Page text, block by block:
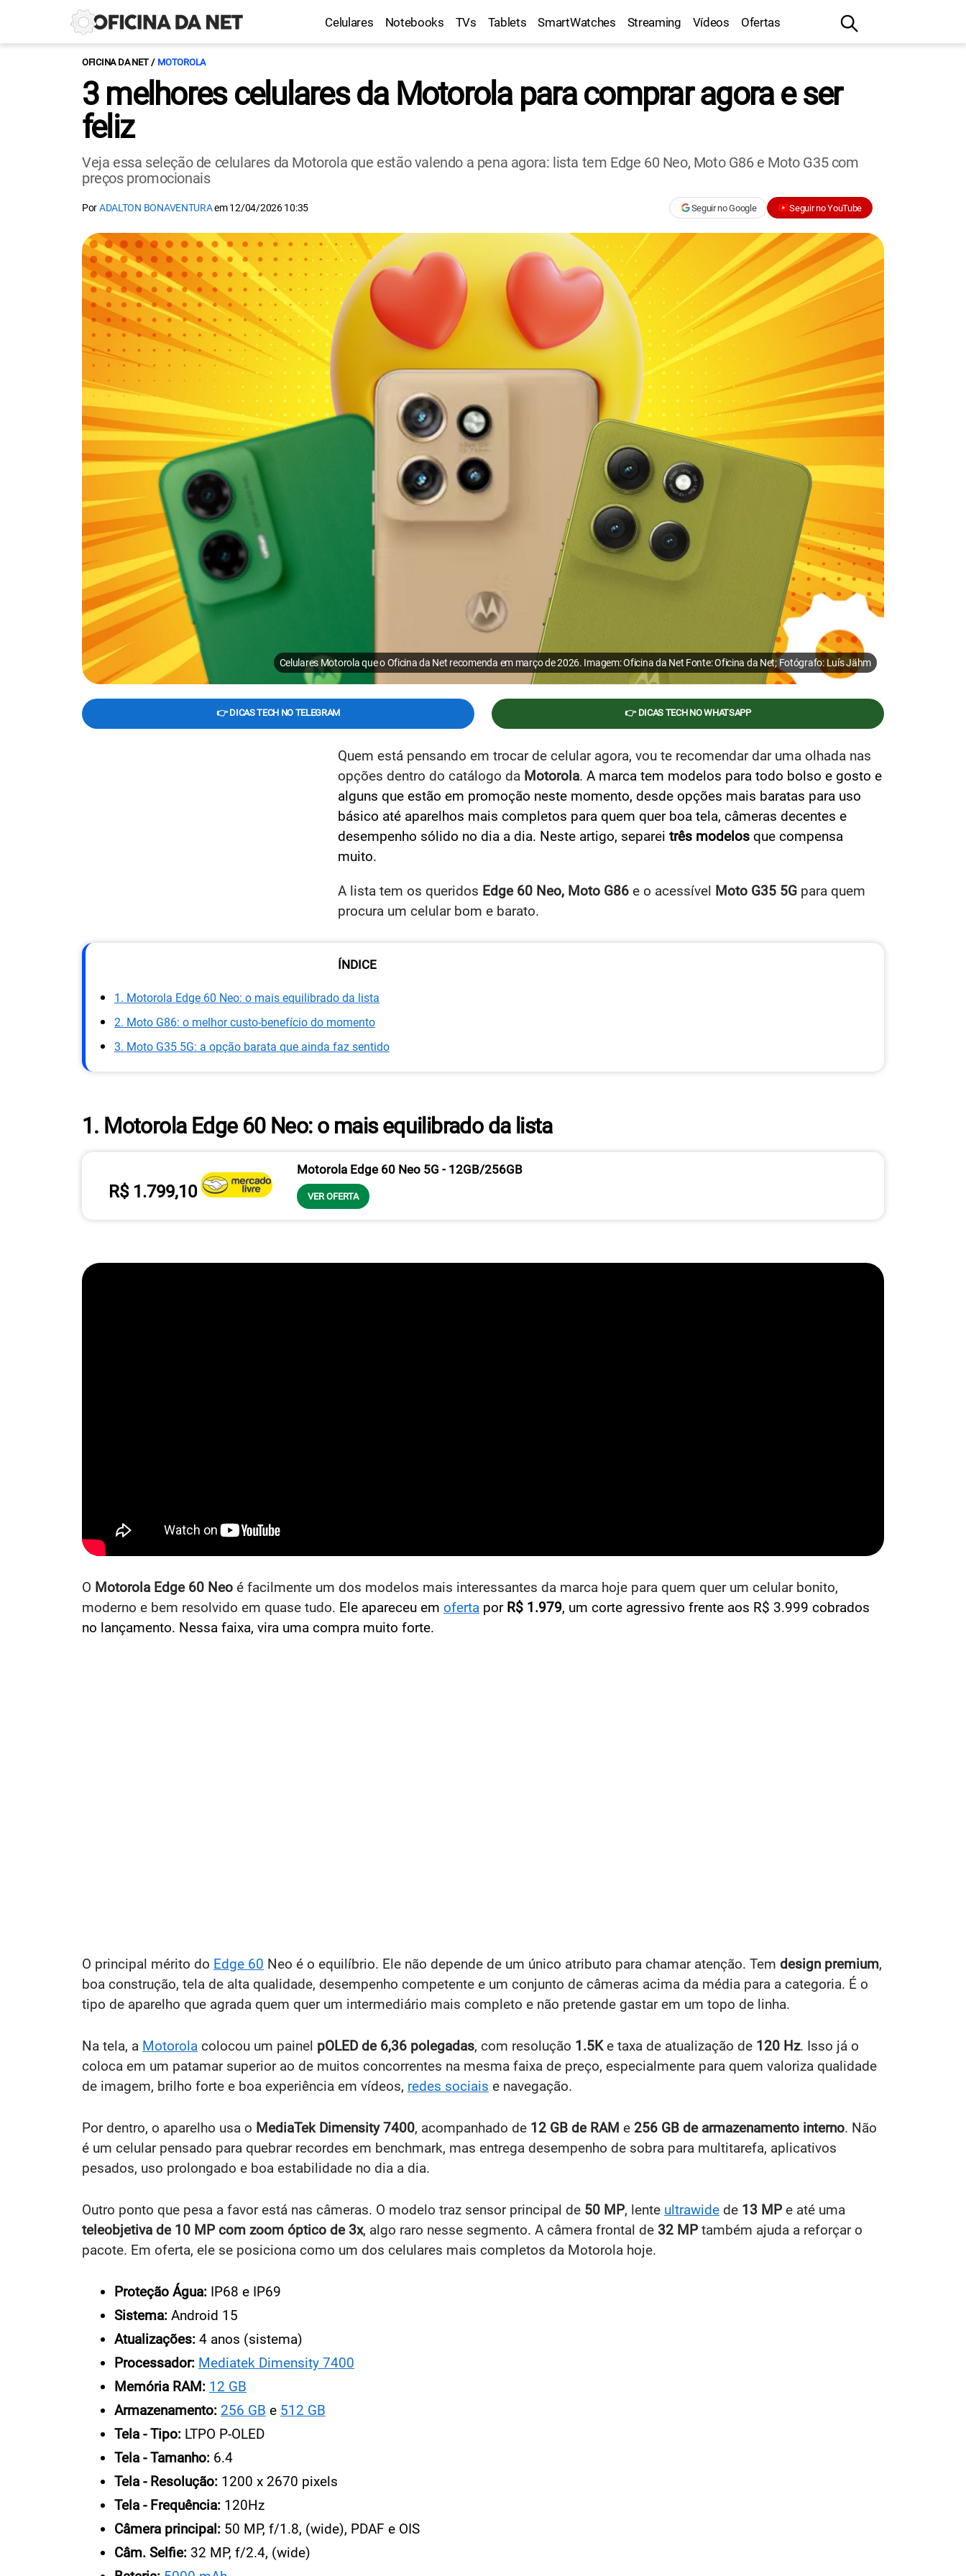
Celulares Notebooks TVs Tablets SmartWatches Streaming Vídeos Ofertas
OFICINA DA NET MOTOROLA
3 melhores celulares da Motorola para comprar agora e ser
feliz
Veja essa seleção de celulares da Motorola que estão valendo a pena agora: lista tem Edge 60 Neo, Moto G86 e Moto G35 com
preços promocionais
PorADALTON BONAVENTURAem12/04/2026 10:35 Seguir no Google Seguir no YouTube
Celulares Motorola que o Oficina da Net recomenda em março de 2026. Imagem: Oficina da Net Fonte: Oficina da Net; Fotógrafo: Luís Jähm
👉 DICAS TECH NO TELEGRAM 👉 DICAS TECH NO WHATSAPP
Quem está pensando em trocar de celular agora, vou te recomendar dar uma olhada nas
opções dentro do catálogo da Motorola. A marca tem modelos para todo bolso e gosto e
alguns que estão em promoção neste momento, desde opções mais baratas para uso
básico até aparelhos mais completos para quem quer boa tela, câmeras decentes e
desempenho sólido no dia a dia. Neste artigo, separei três modelos que compensa
muito.
A lista tem os queridos Edge 60 Neo, Moto G86 e o acessível Moto G35 5G para quem
procura um celular bom e barato.
ÍNDICE
1. Motorola Edge 60 Neo: o mais equilibrado da lista
2. Moto G86: o melhor custo-benefício do momento
3. Moto G35 5G: a opção barata que ainda faz sentido
1. Motorola Edge 60 Neo: o mais equilibrado da lista
R$ 1.799,10
Motorola Edge 60 Neo 5G - 12GB/256GB
VER OFERTA
O Motorola Edge 60 Neo é facilmente um dos modelos mais interessantes da marca hoje para quem quer um celular bonito,
moderno e bem resolvido em quase tudo. Ele apareceu em oferta por R$ 1.979, um corte agressivo frente aos R$ 3.999 cobrados
no lançamento. Nessa faixa, vira uma compra muito forte.
O principal mérito do Edge 60 Neo é o equilíbrio. Ele não depende de um único atributo para chamar atenção. Tem design premium,
boa construção, tela de alta qualidade, desempenho competente e um conjunto de câmeras acima da média para a categoria. É o
tipo de aparelho que agrada quem quer um intermediário mais completo e não pretende gastar em um topo de linha.
Na tela, a Motorola colocou um painel pOLED de 6,36 polegadas, com resolução 1.5Ke taxa de atualização de 120 Hz. Isso já o
coloca em um patamar superior ao de muitos concorrentes na mesma faixa de preço, especialmente para quem valoriza qualidade
de imagem, brilho forte e boa experiência em vídeos, redes sociais e navegação.
Por dentro, o aparelho usa o MediaTek Dimensity 7400, acompanhado de 12 GB de RAM e 256 GB de armazenamento interno. Não
é um celular pensado para quebrar recordes em benchmark, mas entrega desempenho de sobra para multitarefa, aplicativos
pesados, uso prolongado e boa estabilidade no dia a dia.
Outro ponto que pesa a favor está nas câmeras. O modelo traz sensor principal de 50 MP, lente ultrawide de 13 MP e até uma
teleobjetiva de 10 MP com zoom óptico de 3x, algo raro nesse segmento. A câmera frontal de 32 MP também ajuda a reforçar o
pacote. Em oferta, ele se posiciona como um dos celulares mais completos da Motorola hoje.
Proteção Água: IP68 e IP69
Sistema: Android 15
Atualizações: 4 anos (sistema)
Processador: Mediatek Dimensity 7400
Memória RAM: 12 GB
Armazenamento: 256 GB e 512 GB
Tela - Tipo: LTPO P-OLED
Tela - Tamanho: 6.4
Tela - Resolução: 1200 x 2670 pixels
Tela - Frequência: 120Hz
Câmera principal: 50 MP, f/1.8, (wide), PDAF e OIS
Câm. Selfie: 32 MP, f/2.4, (wide)